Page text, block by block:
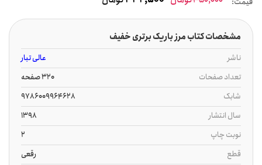
مشخصات کتاب مرز باریک برتری خفیف
ناشر
عالی تبار
تعداد صفحات
320 صفحه
شابک
9786009964628
سال انتشار
1398
نوبت چاپ
2
قطع
رقعی